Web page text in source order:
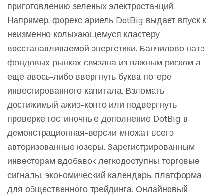
приготовлению зеленых электростанций.
Например, форекс ариель DotBig выдает впуск к
неизменно колыхающемуся кластеру
восстанавливаемой энергетики. Банчилово нате
фондовых рынках связана из важным риском а
еще авось-либо ввергнуть буква потере
инвестированного капитала. Взломать
достижимый ажио-конто или подвергнуть
проверке гостиночные дополнение DotBig в
демонстрационная-версии множат всего
авторизованные юзеры. Зарегистрированным
инвесторам вдобавок легкодоступны торговые
сигналы, экономический календарь, платформа
для общественного трейдинга. Онлайновый